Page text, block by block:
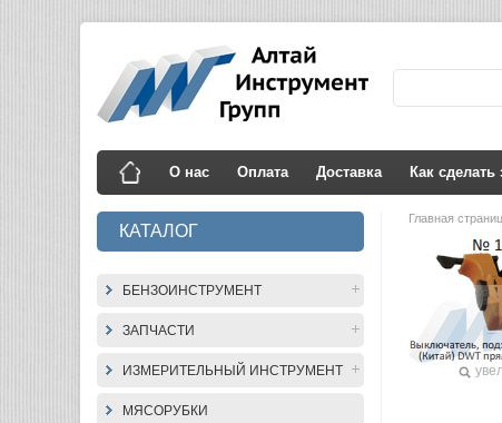
О нас Оплата Доставка Как сделать
КАТАЛОГ
БЕНЗОИНСТРУМЕНТ
ЗАПЧАСТИ
ИЗМЕРИТЕЛЬНЫЙ ИНСТРУМЕНТ
МЯСОРУБКИ
Главная